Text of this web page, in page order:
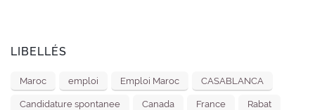
LIBELLÉS
Maroc emploi Emploi Maroc CASABLANCA
Candidature spontanee Canada France Rabat